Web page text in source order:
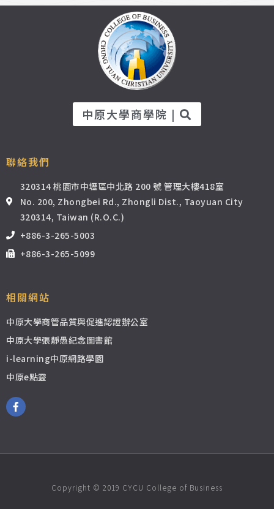
中原大學商學院 |
聯絡我們
320314 桃園市中壢區中北路 200 號 管理大樓418室
No. 200, Zhongbei Rd., Zhongli Dist., Taoyuan City
320314, Taiwan (R.O.C.)
+886-3-265-5003
+886-3-265-5099
相關網站
中原大學商管品質與促進認證辦公室
中原大學張靜愚紀念圖書館
i-learning中原網路學園
中原e點靈
Copyright © 2019 CYCU College of Business